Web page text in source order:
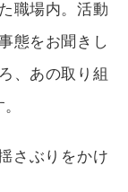
職場内。活動
態をお聞きし
、あの取り組
さぶりをかけ